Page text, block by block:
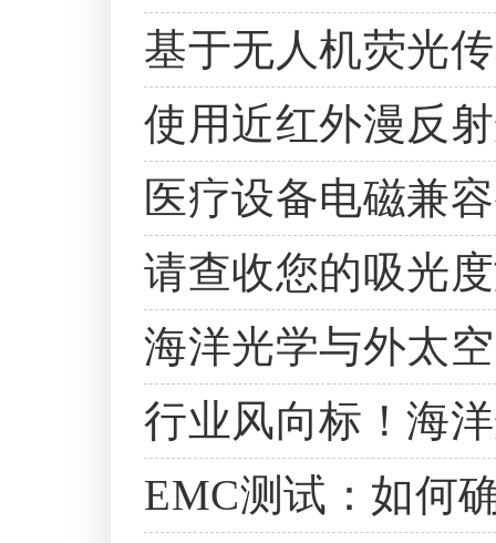
基于无人机荧光
使用近红外漫反
医疗设备电磁兼
请查收您的吸光
海洋光学与外太
行业风向标！海
EMC测试：如何